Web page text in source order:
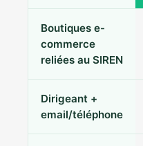
Boutiques e-
commerce
reliées au SIREN
Dirigeant +
email/téléphone